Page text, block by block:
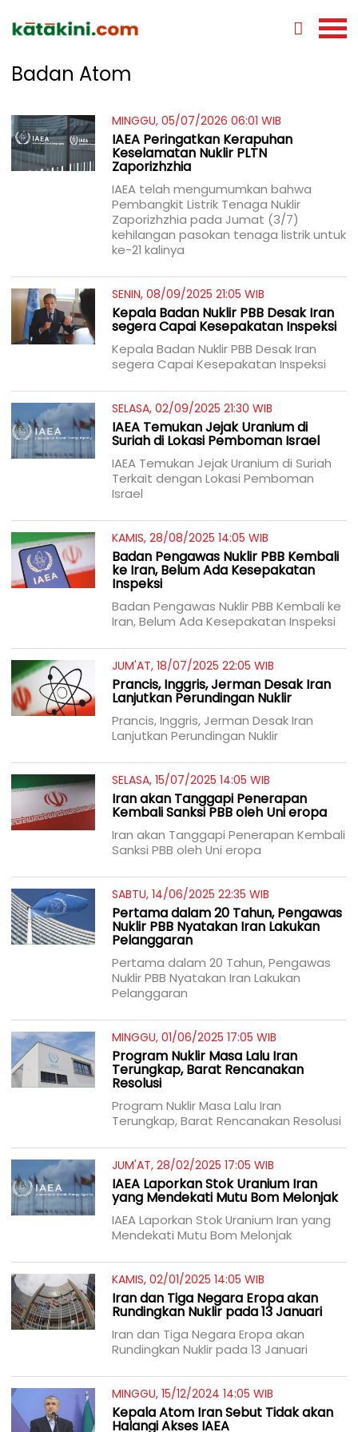
Badan Atom
MINGGU, 05/07/2026 06:01 WIB
IAEA Peringatkan Kerapuhan
Keselamatan Nuklir PLTN
Zaporizhzhia
IAEA telah mengumumkan bahwa
Pembangkit Listrik Tenaga Nuklir
Zaporizhzhia pada Jumat (3/7)
kehilangan pasokan tenaga listrik untuk
ke-21 kalinya
SENIN, 08/09/2025 21:05 WIB
Kepala Badan Nuklir PBB Desak Iran
segera Capai Kesepakatan Inspeksi
Kepala Badan Nuklir PBB Desak Iran
segera Capai Kesepakatan Inspeksi
SELASA, 02/09/2025 21:30 WIB
IAEA Temukan Jejak Uranium di
Suriah di Lokasi Pemboman Israel
IAEA Temukan Jejak Uranium di Suriah
Terkait dengan Lokasi Pemboman
Israel
KAMIS, 28/08/2025 14:05 WIB
Badan Pengawas Nuklir PBB Kembali
ke Iran, Belum Ada Kesepakatan
Inspeksi
Badan Pengawas Nuklir PBB Kembali ke
Iran, Belum Ada Kesepakatan Inspeksi
JUM'AT, 18/07/2025 22:05 WIB
Prancis, Inggris, Jerman Desak Iran
Lanjutkan Perundingan Nuklir
Prancis, Inggris, Jerman Desak Iran
Lanjutkan Perundingan Nuklir
SELASA, 15/07/2025 14:05 WIB
Iran akan Tanggapi Penerapan
Kembali Sanksi PBB oleh Uni eropa
Iran akan Tanggapi Penerapan Kembali
Sanksi PBB oleh Uni eropa
SABTU, 14/06/2025 22:35 WIB
Pertama dalam 20 Tahun, Pengawas
Nuklir PBB Nyatakan Iran Lakukan
Pelanggaran
Pertama dalam 20 Tahun, Pengawas
Nuklir PBB Nyatakan Iran Lakukan
Pelanggaran
MINGGU, 01/06/2025 17:05 WIB
Program Nuklir Masa Lalu Iran
Terungkap, Barat Rencanakan
Resolusi
Program Nuklir Masa Lalu Iran
Terungkap, Barat Rencanakan Resolusi
JUM'AT, 28/02/2025 17:05 WIB
IAEA Laporkan Stok Uranium Iran
yang Mendekati Mutu Bom Melonjak
IAEA Laporkan Stok Uranium Iran yang
Mendekati Mutu Bom Melonjak
KAMIS, 02/01/2025 14:05 WIB
Iran dan Tiga Negara Eropa akan
Rundingkan Nuklir pada 13 Januari
Iran dan Tiga Negara Eropa akan
Rundingkan Nuklir pada 13 Januari
MINGGU, 15/12/2024 14:05 WIB
Kepala Atom Iran Sebut Tidak akan
Halangi Akses IAEA